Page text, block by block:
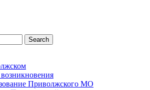
Приволжского МО